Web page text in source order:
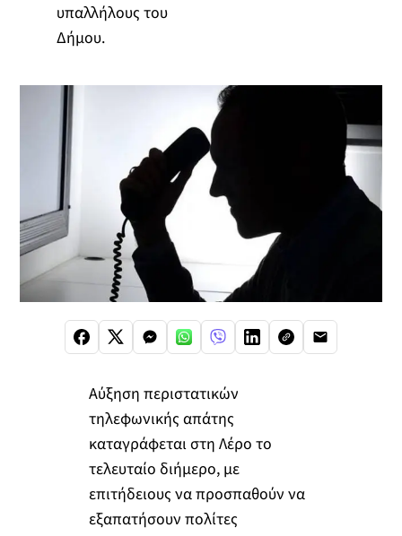
υπαλλήλους του
Δήμου.
Αύξηση περιστατικών
τηλεφωνικής απάτης
καταγράφεται στη Λέρο το
τελευταίο διήμερο, με
επιτήδειους να προσπαθούν να
εξαπατήσουν πολίτες